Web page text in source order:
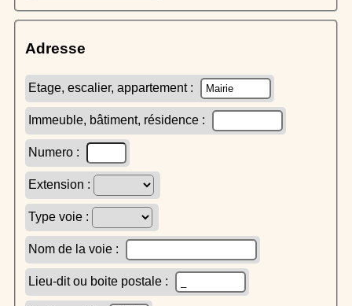
Adresse
Etage, escalier, appartement :
Immeuble, bâtiment, résidence :
Numero :
Extension :
Type voie :
Nom de la voie :
Lieu-dit ou boite postale :